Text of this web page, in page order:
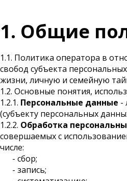
1. Общие
1.1. Политика оператора в
свобод субъекта
жизни, личную и семейную
1.2. Основные понятия,
1.2.1. Персональные данные -
(субъекту персональных
1.2.2. Обработка
совершаемых с
числе:
- сбор;
- запись;